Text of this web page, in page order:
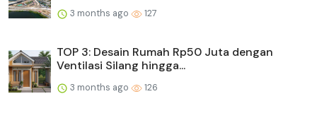
3 months ago 127
TOP 3: Desain Rumah Rp50 Juta dengan
Ventilasi Silang hingga...
3 months ago 126